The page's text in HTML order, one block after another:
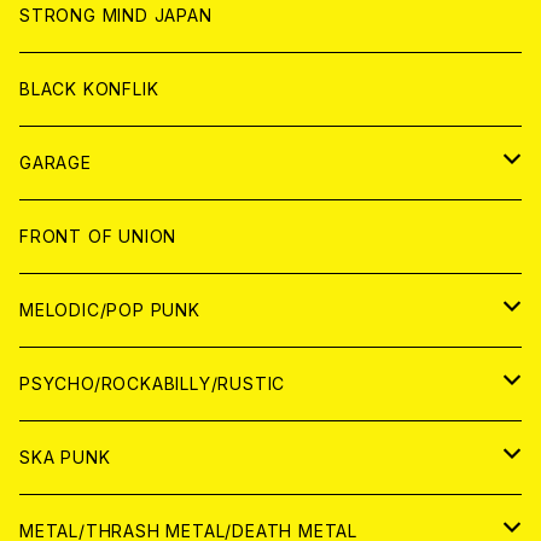
ANALOG
ANALOG
CD
ANALOG
CD
ANALOG
WORLD
CD
ANALOG
STRONG MIND JAPAN
BLACK KONFLIK
GARAGE
JAPAN
アナログ
CD
WORLD
アナログ
CD
FRONT OF UNION
MELODIC/POP PUNK
JAPAN
CD
ANALOG
WORLD
CD
PSYCHO/ROCKABILLY/RUSTIC
JAPAN
CD
WORLD
SKA PUNK
JAPAN
METAL/THRASH METAL/DEATH METAL